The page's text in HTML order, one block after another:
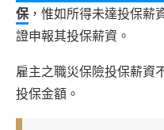
保 ，惟如所得未達投保薪
證申報其投保薪資。
雇主之職災保險投保薪資
投保金額。